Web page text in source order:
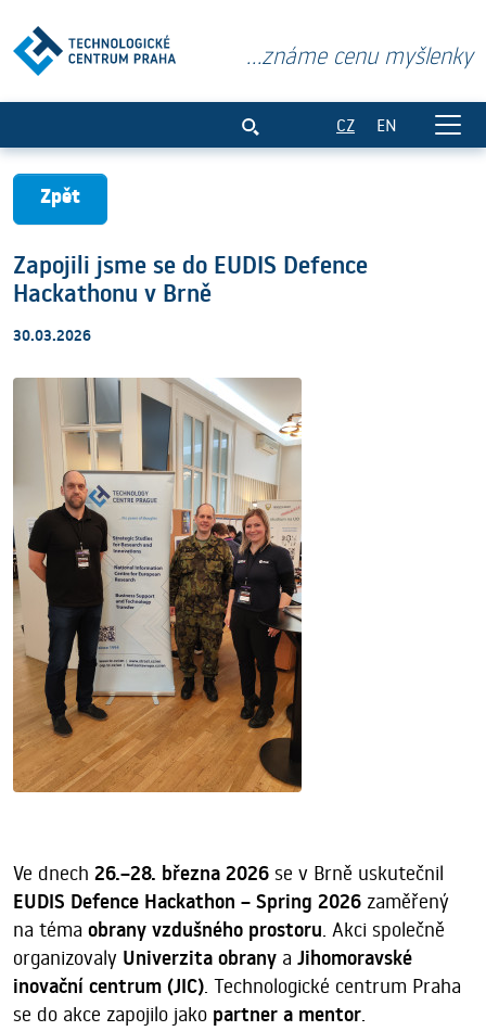
...známe cenu myšlenky
CZ EN
Zpět
Zapojili jsme se do EUDIS Defence
Hackathonu v Brně
30.03.2026
Ve dnech 26.–28. března 2026 se v Brně uskutečnil
EUDIS Defence Hackathon – Spring 2026 zaměřený
na téma obrany vzdušného prostoru. Akci společně
organizovaly Univerzita obrany a Jihomoravské
inovační centrum (JIC). Technologické centrum Praha
se do akce zapojilo jako partner a mentor.